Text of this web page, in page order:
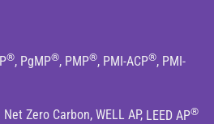
®, PgMP®, PMP®, PMI-ACP®, PMI-
Net Zero Carbon, WELL AP,LEED AP®